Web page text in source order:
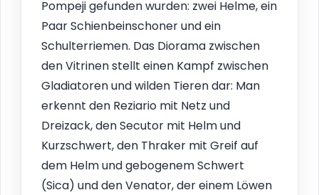
Pompeji gefunden wurden: zwei Helme, ein
Paar Schienbeinschoner und ein
Schulterriemen. Das Diorama zwischen
den Vitrinen stellt einen Kampf zwischen
Gladiatoren und wilden Tieren dar: Man
erkennt den Reziario mit Netz und
Dreizack, den Secutor mit Helm und
Kurzschwert, den Thraker mit Greif auf
dem Helm und gebogenem Schwert
(Sica) und den Venator, der einem Löwen